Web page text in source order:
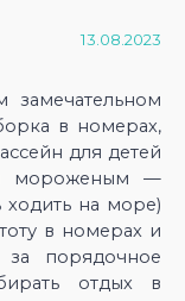
13.08.2023
в номерах,
для детей
мороженым —
ходить на море)
в номерах и
порядочное
отдых в